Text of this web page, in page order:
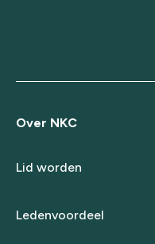
Over NKC
Lid worden
Ledenvoordeel